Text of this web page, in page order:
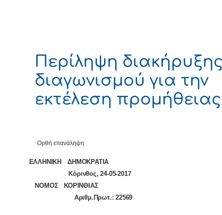
Περίληψη
διαγωνισμού για την
εκτέλεση προμήθειας
Ορθή επανάληψη
ΕΛΛΗΝΙΚΗ
Κόρινθος, 24-05-2017
ΝΟΜΟΣ
Αριθμ.Πρωτ.: 22569